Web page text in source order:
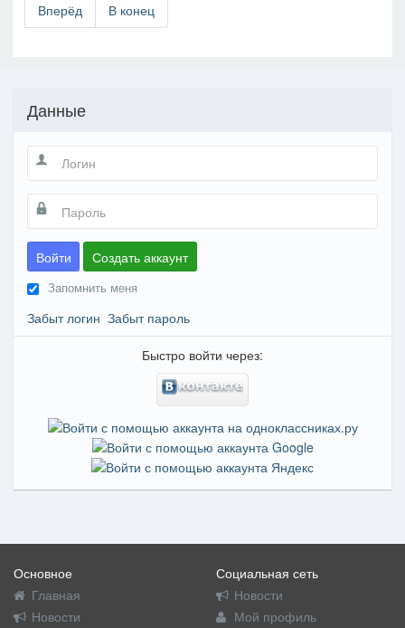
Вперёд
В конец
Данные
Войти Создать аккаунт
Запомнить меня
Забыт логин Забыт пароль
Быстро войти через:
Основное
Главная
Новости
Социальная сеть
Новости
Мой профиль